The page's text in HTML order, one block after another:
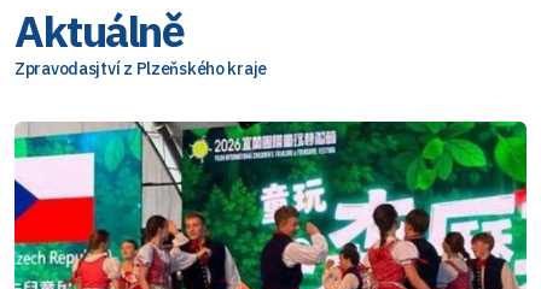
Aktuálně
Zpravodasjtví z Plzeňského kraje